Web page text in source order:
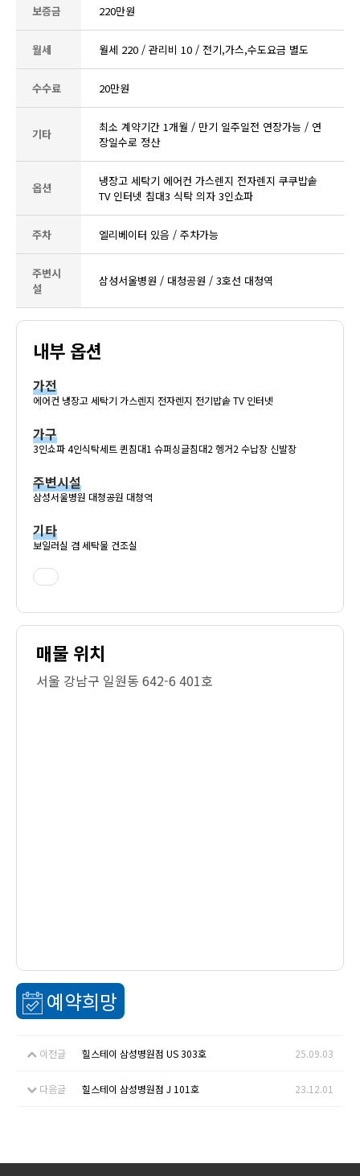
보증금 220만원
월세 월세 220 / 관리비 10 / 전기,가스,수도요금 별도
수수료 20만원
기타
최소 계약기간 1개월 / 만기 일주일전 연장가능 / 연
장일수로 정산
옵션
냉장고 세탁기 에어컨 가스렌지 전자렌지 쿠쿠밥솥
TV 인터넷 침대3 식탁 의자 3인쇼파
주차 엘리베이터 있음 / 주차가능
주변시
설
삼성서울병원 / 대청공원 / 3호선 대청역
내부 옵션
가전
에어컨 냉장고 세탁기 가스렌지 전자렌지 전기밥솥 TV 인터넷
가구
3인쇼파 4인식탁세트 퀸침대1 슈퍼싱글침대2 헹거2 수납장 신발장
주변시설
삼성서울병원 대청공원 대청역
기타
보일러실 겸 세탁물 건조실
매물 위치
서울 강남구 일원동 642-6 401호
예약희망
이전글 힐스테이 삼성병원점 US 303호 25.09.03
다음글 힐스테이 삼성병원점 J 101호 23.12.01